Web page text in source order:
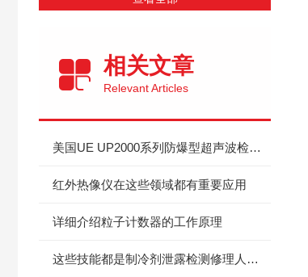
相关文章
Relevant Articles
美国UE UP2000系列防爆型超声波检漏仪ATEX本安证明
红外热像仪在这些领域都有重要应用
详细介绍粒子计数器的工作原理
这些技能都是制冷剂泄露检测修理人员需要掌握的